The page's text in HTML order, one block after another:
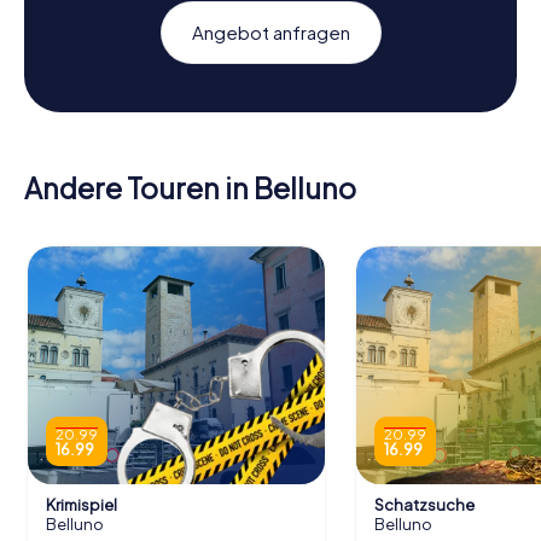
Angebot anfragen
Andere Touren in Belluno
20.99
16.99
Krimispiel
Belluno
20.99
16.99
Schatzsuche
Belluno